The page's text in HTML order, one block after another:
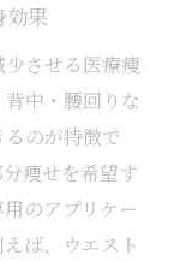
効果
させる医療痩
中・腰回りな
のが特徴で
痩せを希望す
のアプリケー
ば、ウエスト